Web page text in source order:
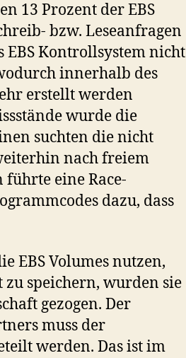
13 Prozent der EBS
bzw. Leseanfragen
EBS Kontrollsystem nicht
innerhalb des
erstellt werden
wurde die
suchten die nicht
nach freiem
eine Race-
dazu, dass
EBS Volumes nutzen,
speichern, wurden sie
gezogen. Der
muss der
werden. Das ist im